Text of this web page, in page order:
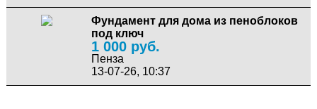
Фундамент для дома из пеноблоков
под ключ
1 000 руб.
Пенза
13-07-26, 10:37